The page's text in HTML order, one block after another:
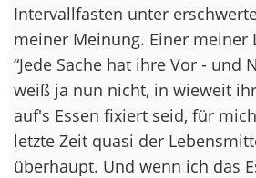
Intervallfasten unter
meiner Meinung. Einer meiner
“Jede Sache hat ihre Vor - und
weiß ja nun nicht, in wieweit
auf's Essen fixiert seid, für
letzte Zeit quasi der
überhaupt. Und wenn ich das